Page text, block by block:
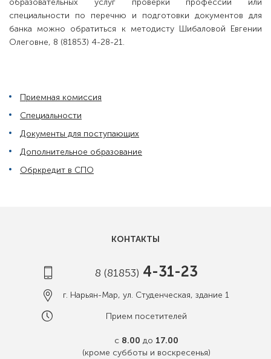
образовательных услуг проверки профессии или
специальности по перечню и подготовки документов для
банка можно обратиться к методисту Шибаловой Евгении
Олеговне, 8 (81853) 4-28-21.
Приемная комиссия
Специальности
Документы для поступающих
Дополнительное образование
Обркредит в СПО
КОНТАКТЫ
8 (81853) 4-31-23
г. Нарьян-Мар, ул. Студенческая, здание 1
Прием посетителей
с 8.00 до 17.00
(кроме субботы и воскресенья)